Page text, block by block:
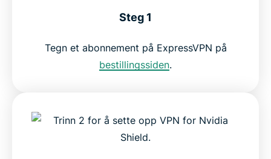
Hvorfor kundene elsker ExpressVPN på Shield TV
Ofte stilte spørsmål
Prøv et risikofritt VPN for Shield TV
Steg 1
Tegn et abonnement på ExpressVPN på
bestillingssiden.